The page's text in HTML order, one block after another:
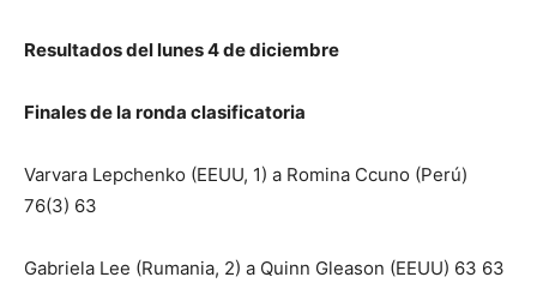
Resultados del lunes 4 de diciembre
Finales de la ronda clasificatoria
Varvara Lepchenko (EEUU, 1) a Romina Ccuno (Perú)
76(3) 63
Gabriela Lee (Rumania, 2) a Quinn Gleason (EEUU) 63 63